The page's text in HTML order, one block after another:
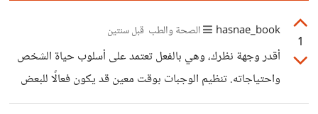
1
hasnae_book الصحة والطب قبل سنتين
أقدر وجهة نظرك، وهي بالفعل تعتمد على أسلوب حياة الشخص
واحتياجاته. تنظيم الوجبات بوقت معين قد يكون فعالًا للبعض
في فقدان الوزن، خاصة إذا كانوا يميلون للإفراط في الأكل. لكن